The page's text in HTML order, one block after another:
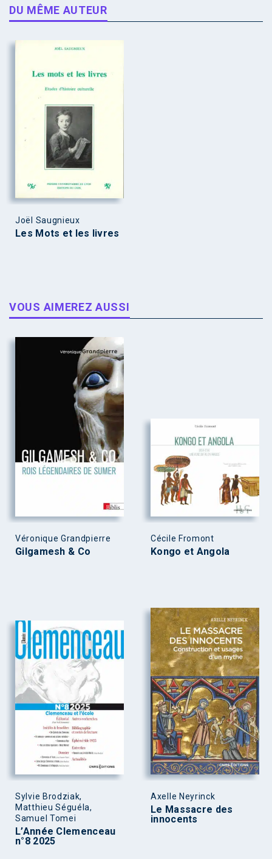
DU MÊME AUTEUR
Joël Saugnieux
Les Mots et les livres
VOUS AIMEREZ AUSSI
Véronique Grandpierre
Gilgamesh & Co
Cécile Fromont
Kongo et Angola
Sylvie Brodziak,
Matthieu Séguéla,
Samuel Tomei
L’Année Clemenceau
n°8 2025
Axelle Neyrinck
Le Massacre des
innocents